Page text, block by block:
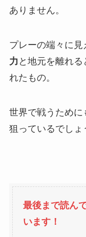
ありません。
プレーの端々に見
力 と地元を離れる
れたもの。
世界で戦うために
狙っているでしょ
最後まで読ん
います！